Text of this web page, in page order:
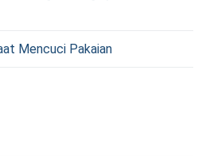
Mencuci Pakaian